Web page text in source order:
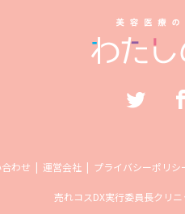
わせ 運営会社 プライバシーポリシ
売れコスDX実行委員長クリニ